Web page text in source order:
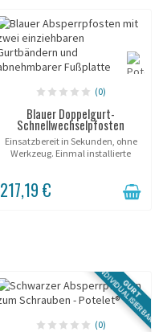
(0)
Blauer Doppelgurt-
Schnellwechselpfosten
Einsatzbereit in Sekunden, ohne
Werkzeug. Einmal installierte
Gurtabgänge, ein Pfosten. Bilden
217,19 €
GURT
INDIVIDUALISIERBAR
(0)